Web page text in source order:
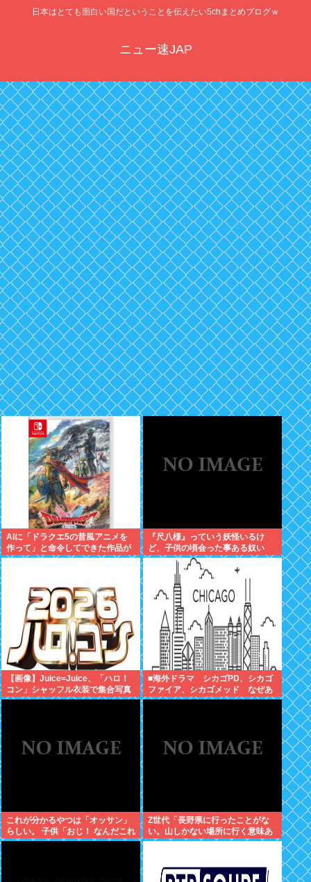
日本はとても面白い国だということを伝えたい5chまとめブログｗ
ニュー速JAP
AIに「ドラクエ5の昔風アニメを
作って」と命令してできた作品が
これ、感想よろ
『尺八様』っていう妖怪いるけ
ど、子供の頃会った事ある奴い
る？？
【画像】Juice=Juice、「ハロ！
コン」シャッフル衣装で集合写真
■海外ドラマ シカゴPD、シカゴ
ファイア、シカゴメッド なぜあ
の人は、あそこまで背負うのか
これが分かるやつは「オッサン」
らしい。 子供「おじ！ なんだこれ
は！」
Z世代「長野県に行ったことがな
い。山しかない場所に行く意味あ
る？」←これ